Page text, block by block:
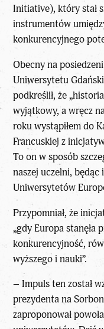
Initiative), który stał
instrumentów
konkurencyjnego
Obecny na
Uniwersytetu
podkreślił, że
wyjątkowy, a wręcz
roku wystąpiłem do
Francuskiej z
To on w sposób
naszej uczelni,
Uniwersytetów
Przypomniał, że
„gdy Europa stanęła
konkurencyjność,
wyższego i nauki”.
– Impuls ten został
prezydenta na
zaproponował